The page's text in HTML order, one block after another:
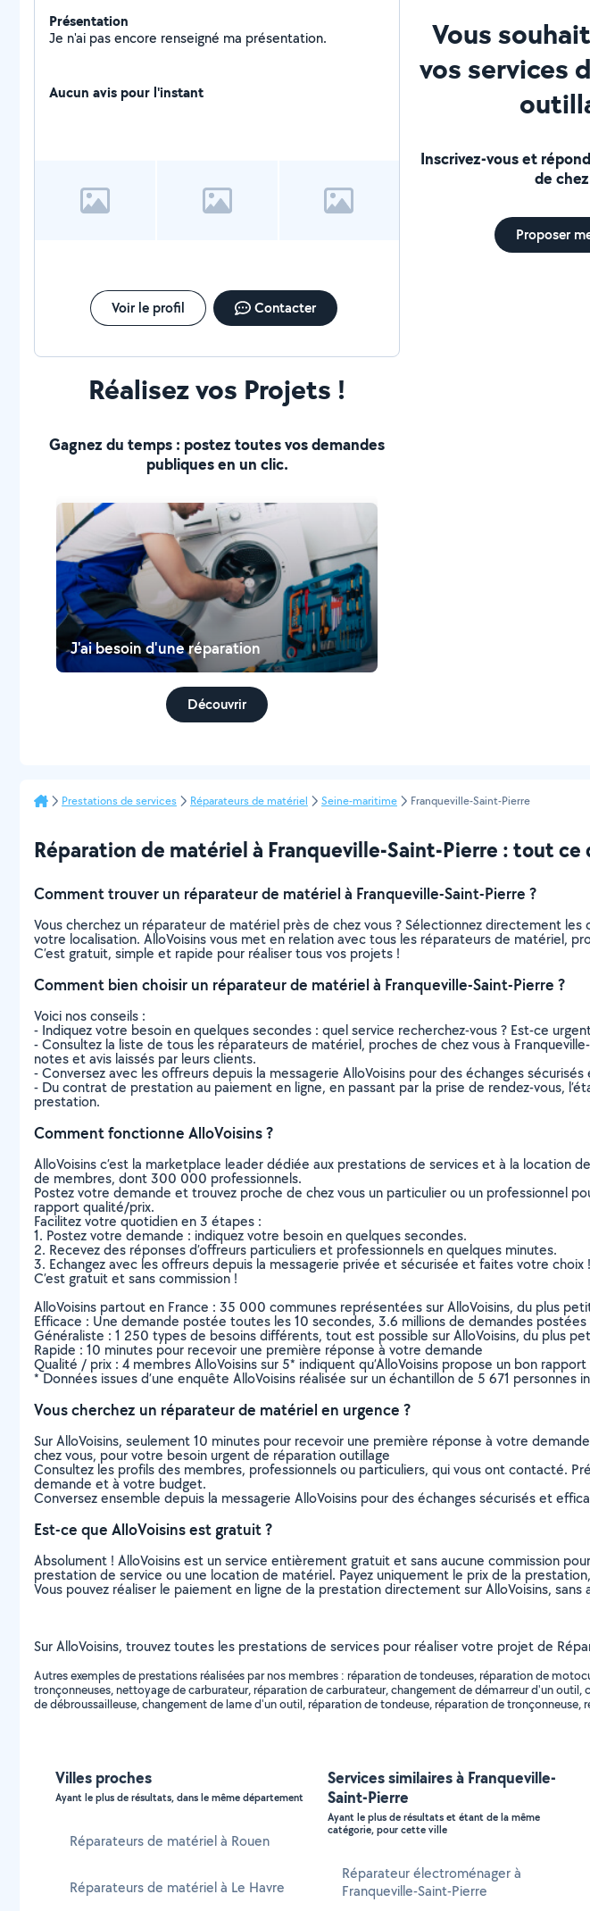
Présentation
Je n'ai pas encore renseigné ma présentation.
Aucun avis pour l'instant
Voir le profil Contacter
Vous
vos services
Inscrivez-vous et
de
Proposer
Réalisez vos Projets !
Gagnez du temps : postez toutes vos demandes
publiques en un clic.
J'ai besoin d'une réparation
Découvrir
Prestations de services Réparateurs de matériel Seine-maritime Franqueville-Saint-Pierre
Réparation de matériel à Franqueville-Saint-Pierre : tout ce
Comment trouver un réparateur de matériel à Franqueville-Saint-Pierre ?
Vous cherchez un réparateur de matériel près de chez vous ? Sélectionnez directement
votre localisation. AlloVoisins vous met en relation avec tous les réparateurs de matériel,
C’est gratuit, simple et rapide pour réaliser tous vos projets !
Comment bien choisir un réparateur de matériel à Franqueville-Saint-Pierre ?
Voici nos conseils :
- Indiquez votre besoin en quelques secondes : quel service recherchez-vous ? Est-ce
- Consultez la liste de tous les réparateurs de matériel, proches de chez vous à
notes et avis laissés par leurs clients.
- Conversez avec les offreurs depuis la messagerie AlloVoisins pour des échanges
- Du contrat de prestation au paiement en ligne, en passant par la prise de rendez-vous,
prestation.
Comment fonctionne AlloVoisins ?
AlloVoisins c’est la marketplace leader dédiée aux prestations de services et à la location
de membres, dont 300 000 professionnels.
Postez votre demande et trouvez proche de chez vous un particulier ou un professionnel
rapport qualité/prix.
Facilitez votre quotidien en 3 étapes :
1. Postez votre demande : indiquez votre besoin en quelques secondes.
2. Recevez des réponses d’offreurs particuliers et professionnels en quelques minutes.
3. Echangez avec les offreurs depuis la messagerie privée et sécurisée et faites votre choix !
C’est gratuit et sans commission !
AlloVoisins partout en France : 35 000 communes représentées sur AlloVoisins, du plus
Efficace : Une demande postée toutes les 10 secondes, 3.6 millions de demandes postées
Généraliste : 1 250 types de besoins différents, tout est possible sur AlloVoisins, du plus
Rapide : 10 minutes pour recevoir une première réponse à votre demande
Qualité / prix : 4 membres AlloVoisins sur 5* indiquent qu’AlloVoisins propose un bon
* Données issues d’une enquête AlloVoisins réalisée sur un échantillon de 5 671 personnes
Vous cherchez un réparateur de matériel en urgence ?
Sur AlloVoisins, seulement 10 minutes pour recevoir une première réponse à votre
chez vous, pour votre besoin urgent de réparation outillage
Consultez les profils des membres, professionnels ou particuliers, qui vous ont contacté.
demande et à votre budget.
Conversez ensemble depuis la messagerie AlloVoisins pour des échanges sécurisés et
Est-ce que AlloVoisins est gratuit ?
Absolument ! AlloVoisins est un service entièrement gratuit et sans aucune commission
prestation de service ou une location de matériel. Payez uniquement le prix de la
Vous pouvez réaliser le paiement en ligne de la prestation directement sur AlloVoisins, sans
Sur AlloVoisins, trouvez toutes les prestations de services pour réaliser votre projet de
Autres exemples de prestations réalisées par nos membres : réparation de tondeuses, réparation de
tronçonneuses, nettoyage de carburateur, réparation de carburateur, changement de démarreur d'un
de débroussailleuse, changement de lame d'un outil, réparation de tondeuse, réparation de
Villes proches
Ayant le plus de résultats, dans le même département
Réparateurs de matériel à Rouen
Réparateurs de matériel à Le Havre
Services similaires à Franqueville-
Saint-Pierre
Ayant le plus de résultats et étant de la même
catégorie, pour cette ville
Réparateur électroménager à
Franqueville-Saint-Pierre